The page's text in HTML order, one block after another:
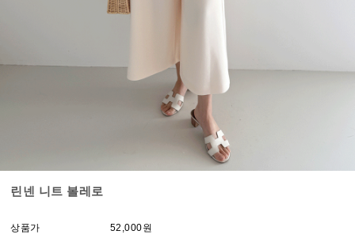
린넨 니트 볼레로
상품가 52,000원